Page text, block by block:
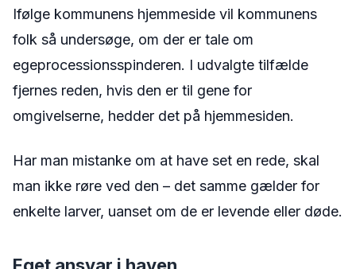
Ifølge kommunens hjemmeside vil kommunens
folk så undersøge, om der er tale om
egeprocessionsspinderen. I udvalgte tilfælde
fjernes reden, hvis den er til gene for
omgivelserne, hedder det på hjemmesiden.
Har man mistanke om at have set en rede, skal
man ikke røre ved den – det samme gælder for
enkelte larver, uanset om de er levende eller døde.